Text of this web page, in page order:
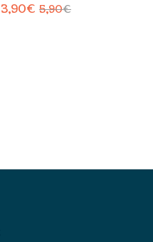
3,90€ 5,90€